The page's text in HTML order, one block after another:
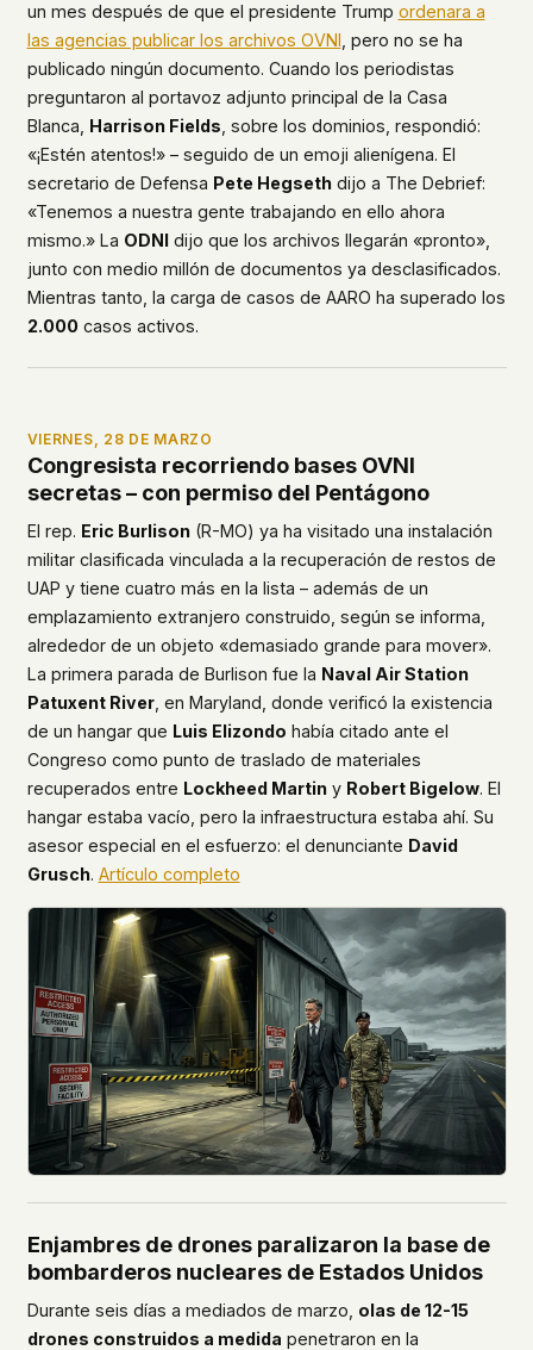
un mes después de que el presidente Trump ordenara a
las agencias publicar los archivos OVNI , pero no se ha
publicado ningún documento. Cuando los periodistas
preguntaron al portavoz adjunto principal de la Casa
Blanca, Harrison Fields , sobre los dominios, respondió:
«¡Estén atentos!» – seguido de un emoji alienígena. El
secretario de Defensa Pete Hegsethdijo a The Debrief:
«Tenemos a nuestra gente trabajando en ello ahora
mismo.» La ODNIdijo que los archivos llegarán «pronto»,
junto con medio millón de documentos ya desclasificados.
Mientras tanto, la carga de casos de AARO ha superado los
2.000casos activos.
VIERNES, 28 DE MARZO
Congresista recorriendo bases OVNI
secretas – con permiso del Pentágono
El rep. Eric Burlison(R-MO) ya ha visitado una instalación
militar clasificada vinculada a la recuperación de restos de
UAP y tiene cuatro más en la lista – además de un
emplazamiento extranjero construido, según se informa,
alrededor de un objeto «demasiado grande para mover».
La primera parada de Burlison fue la Naval Air Station
Patuxent River, en Maryland, donde verificó la existencia
de un hangar que Luis Elizondo había citado ante el
Congreso como punto de traslado de materiales
recuperados entre Lockheed Martiny Robert Bigelow. El
hangar estaba vacío, pero la infraestructura estaba ahí. Su
asesor especial en el esfuerzo: el denunciante David
Grusch. Artículo completo
Enjambres de drones paralizaron la base de
bombarderos nucleares de Estados Unidos
Durante seis días a mediados de marzo, olas de 12-15
drones construidos a medida penetraron en la